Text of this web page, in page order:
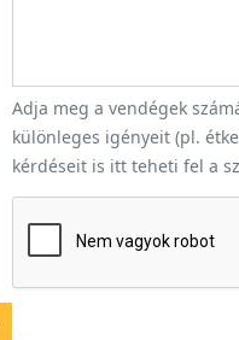
Adja meg a vendégek
különleges igényeit (pl.
kérdéseit is itt teheti fel a